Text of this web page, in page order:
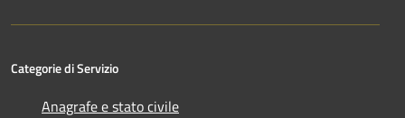
Categorie di Servizio
Anagrafe e stato civile